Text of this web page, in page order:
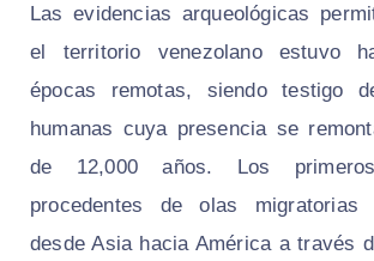
Las evidencias arqueológicas
el territorio venezolano estuvo
épocas remotas, siendo testigo
humanas cuya presencia se
de 12,000 años. Los primeros
procedentes de olas migratorias
desde Asia hacia América a través